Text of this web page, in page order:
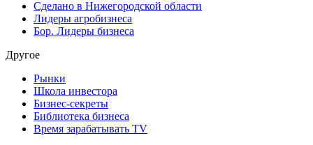
Сделано в Нижегородской области
Лидеры агробизнеса
Бор. Лидеры бизнеса
Другое
Рынки
Школа инвестора
Бизнес-секреты
Библиотека бизнеса
Время зарабатывать TV